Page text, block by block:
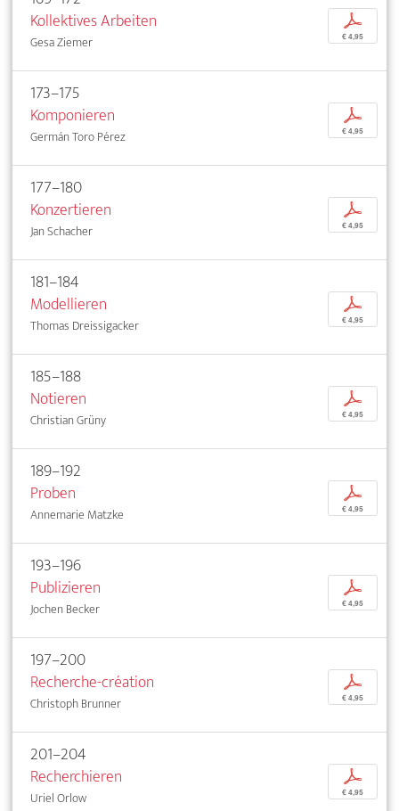
Kollektives Arbeiten
Gesa Ziemer
p
€ 4,95
173–175
Komponieren
Germán Toro Pérez
p
€ 4,95
177–180
Konzertieren
Jan Schacher
p
€ 4,95
181–184
Modellieren
Thomas Dreissigacker
p
€ 4,95
185–188
Notieren
Christian Grüny
p
€ 4,95
189–192
Proben
Annemarie Matzke
p
€ 4,95
193–196
Publizieren
Jochen Becker
p
€ 4,95
197–200
Recherche-création
Christoph Brunner
p
€ 4,95
201–204
Recherchieren
Uriel Orlow
p
€ 4,95